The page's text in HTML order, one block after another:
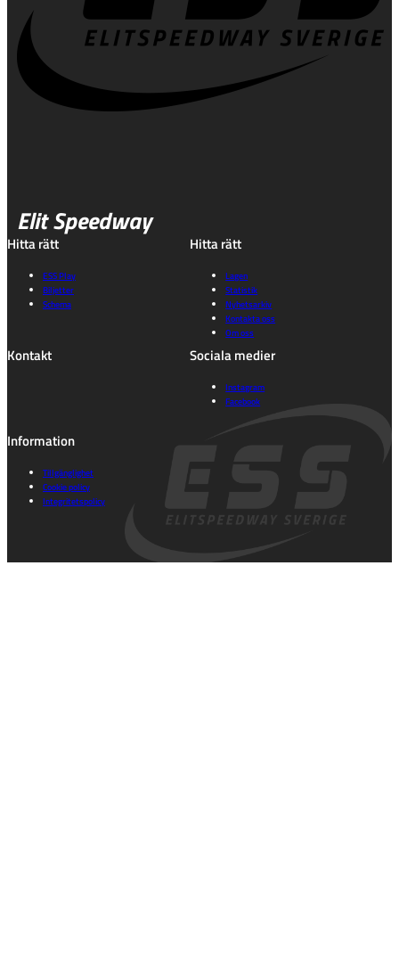
Elit Speedway
Hitta rätt
ESS Play
Biljetter
Schema
Hitta rätt
Lagen
Statistik
Nyhetsarkiv
Kontakta oss
Om oss
Kontakt Sociala medier
Instagram
Facebook
Information
Tillgänglighet
Cookie policy
Integritetspolicy